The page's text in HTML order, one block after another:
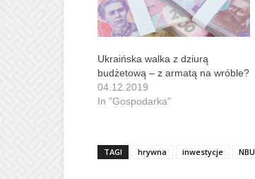
Ukraińska walka z dziurą
budżetową – z armatą na wróble?
04.12.2019
In "Gospodarka"
TAGI hrywna inwestycje NBU